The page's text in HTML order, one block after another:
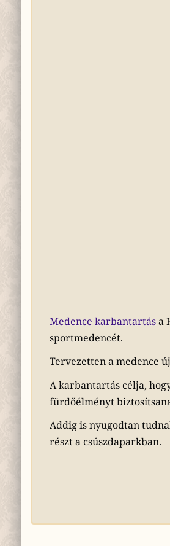
Medence karbantartása
sportmedencét.
Tervezetten a medence
A karbantartás célja,
fürdőélményt
Addig is nyugodtan
részt a csúszdaparkban.